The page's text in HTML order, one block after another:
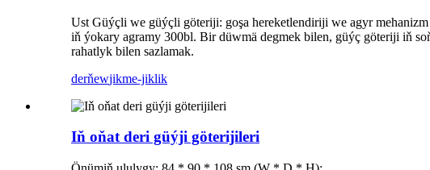
Ust Güýçli we güýçli göteriji: goşa hereketlendiriji we agyr
iň ýokary agramy 300bl. Bir düwmä degmek bilen, güýç göteriji iň
rahatlyk bilen sazlamak.
derňewjikme-jiklik
Iň oňat deri güýji göterijileri